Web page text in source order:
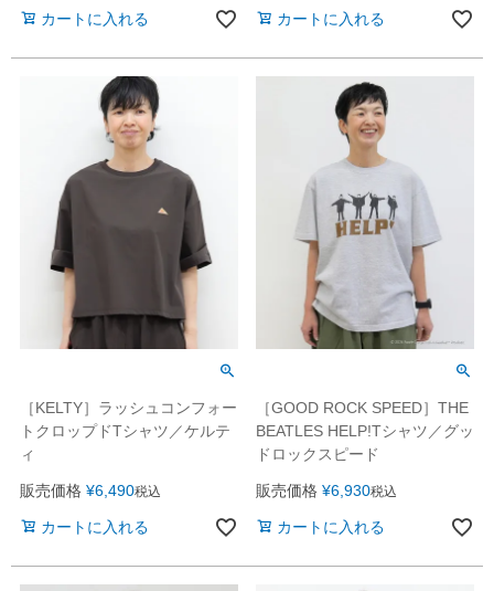
カートに入れる カートに入れる
［KELTY］ラッシュコンフォー
トクロップドTシャツ／ケルテ
ィ
販売価格 ¥6,490税込
カートに入れる
［GOOD ROCK SPEED］THE
BEATLES HELP!Tシャツ／グッ
ドロックスピード
販売価格 ¥6,930税込
カートに入れる